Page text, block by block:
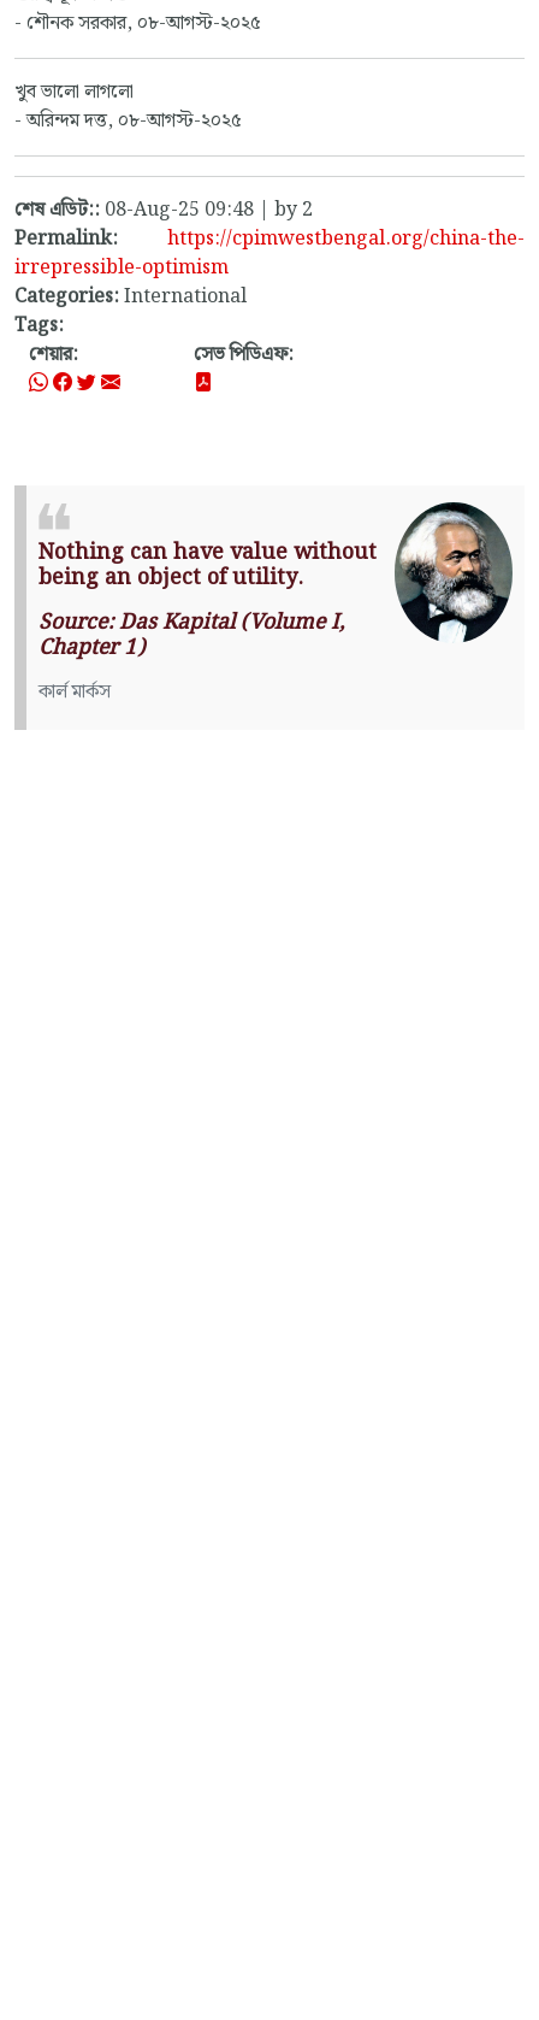
- শৌনক সরকার, ০৮-আগস্ট-২০২৫
খুব ভালো লাগলো
- অরিন্দম দত্ত, ০৮-আগস্ট-২০২৫
শেষ এডিট:: 08-Aug-25 09:48 | by 2
Permalink:
https://cpimwestbengal.org/china-the-
irrepressible-optimism
Categories:International
Tags:
শেয়ার:
সেভ পিডিএফ:
Nothing can have value without
being an object of utility.
Source: Das Kapital (Volume I,
Chapter 1)
কার্ল মার্কস